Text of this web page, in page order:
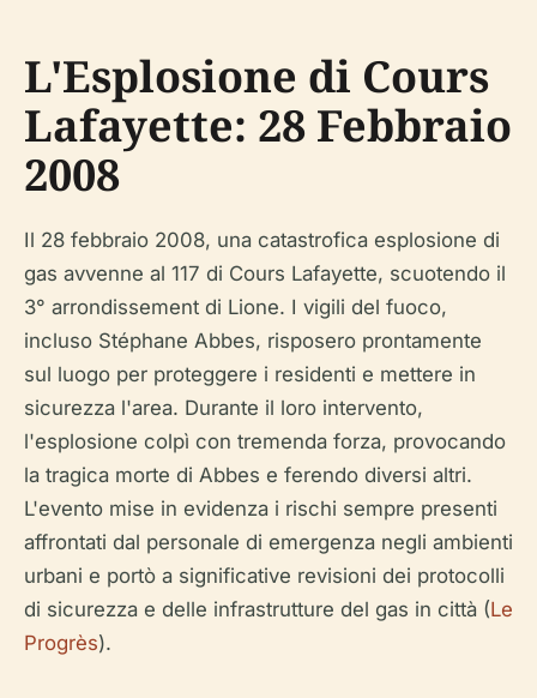
L'Esplosione di Cours
Lafayette: 28 Febbraio
2008
Il 28 febbraio 2008, una catastrofica esplosione di
gas avvenne al 117 di Cours Lafayette, scuotendo il
3° arrondissement di Lione. I vigili del fuoco,
incluso Stéphane Abbes, risposero prontamente
sul luogo per proteggere i residenti e mettere in
sicurezza l'area. Durante il loro intervento,
l'esplosione colpì con tremenda forza, provocando
la tragica morte di Abbes e ferendo diversi altri.
L'evento mise in evidenza i rischi sempre presenti
affrontati dal personale di emergenza negli ambienti
urbani e portò a significative revisioni dei protocolli
di sicurezza e delle infrastrutture del gas in città (Le
Progrès).